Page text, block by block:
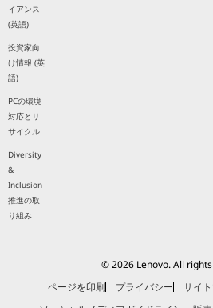
イアンス
(英語)
投資家向
け情報 (英
語)
PCの環境
対応とリ
サイクル
Diversity
&
Inclusion
推進の取
り組み
© 2026 Lenovo. All
ページを印刷
プライバシー サイ